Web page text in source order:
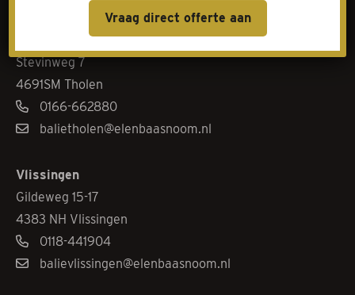
Stevinweg 7
4691SM Tholen
0166-662880
balietholen@elenbaasnoom.nl
Vlissingen
Gildeweg 15-17
4383 NH Vlissingen
0118-441904
balievlissingen@elenbaasnoom.nl
Vraag direct offerte aan